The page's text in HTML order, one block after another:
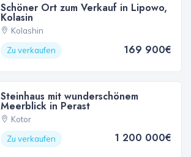
Schöner Ort zum Verkauf in Lipowo,
Kolasin
Kolashin
Zu verkaufen
169 900€
Steinhaus mit wunderschönem
Meerblick in Perast
Kotor
Zu verkaufen
1 200 000€